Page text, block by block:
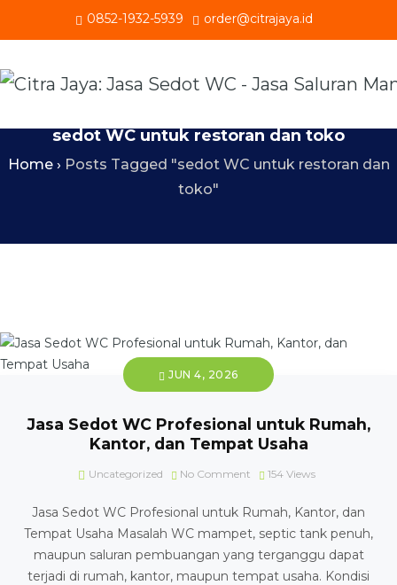
0852-1932-5939 order@citrajaya.id
sedot WC untuk restoran dan toko
Home› Posts Tagged "sedot WC untuk restoran dan
toko"
JUN 4, 2026
Jasa Sedot WC Profesional untuk Rumah,
Kantor, dan Tempat Usaha
Uncategorized No Comment 154 Views
Jasa Sedot WC Profesional untuk Rumah, Kantor, dan
Tempat Usaha Masalah WC mampet, septic tank penuh,
maupun saluran pembuangan yang terganggu dapat
terjadi di rumah, kantor, maupun tempat usaha. Kondisi